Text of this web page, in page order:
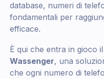
database, numeri di
fondamentali per
efficace.
È qui che entra in gioco
Wassenger, una
che ogni numero di